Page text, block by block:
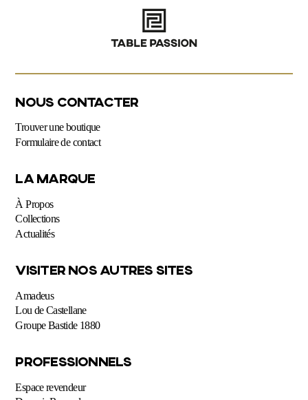
NOUS CONTACTER
Trouver une boutique
Formulaire de contact
LA MARQUE
À Propos
Collections
Actualités
VISITER NOS AUTRES SITES
Amadeus
Lou de Castellane
Groupe Bastide 1880
PROFESSIONNELS
Espace revendeur